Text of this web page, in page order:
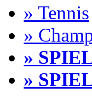
» Tennis
»
»
»